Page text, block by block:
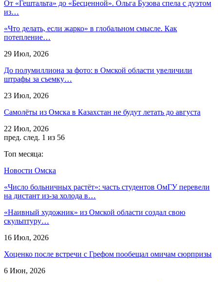
От «Гештальта» до «Бесценной». Ольга Бузова спела с дуэтом
из…
«Что делать, если жарко» в глобальном смысле. Как
потепление…
29 Июл, 2026
До полумиллиона за фото: в Омской области увеличили
штрафы за съемку…
23 Июл, 2026
Самолёты из Омска в Казахстан не будут летать до августа
22 Июл, 2026
пред. след. 1 из 56
Топ месяца:
Новости Омска
«Число больничных растёт»: часть студентов ОмГУ перевели
на дистант из-за холода в…
«Наивный художник» из Омской области создал свою
скульптуру…
16 Июл, 2026
Хоценко после встречи с Грефом пообещал омичам сюрпризы
6 Июн, 2026